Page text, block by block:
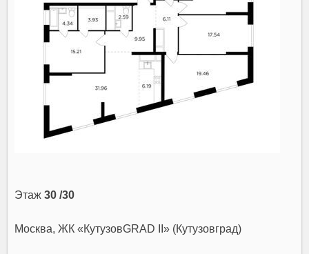
Этаж30 /30
Москва, ЖК «КутузовGRAD II» (Кутузовград)